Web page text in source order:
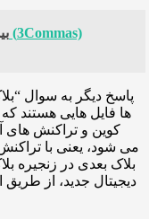
پاسخ دیگر به سوال
ها فایل هایی هستند
کوین و تراکنش های
می شود، یعنی با
بلاک بعدی در زنجیره
دیجیتال جدید، از